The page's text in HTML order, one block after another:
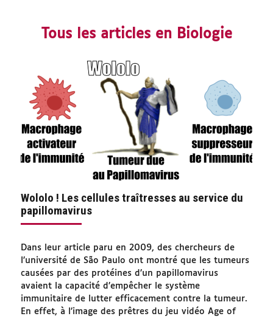
Tous les articles en Biologie
Wololo ! Les cellules traîtresses au service du
papillomavirus
Dans leur article paru en 2009, des chercheurs de
l’université de São Paulo ont montré que les tumeurs
causées par des protéines d’un papillomavirus
avaient la capacité d’empêcher le système
immunitaire de lutter efficacement contre la tumeur.
En effet, à l’image des prêtres du jeu vidéo Age of